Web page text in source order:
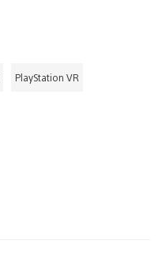
PlayStation VR